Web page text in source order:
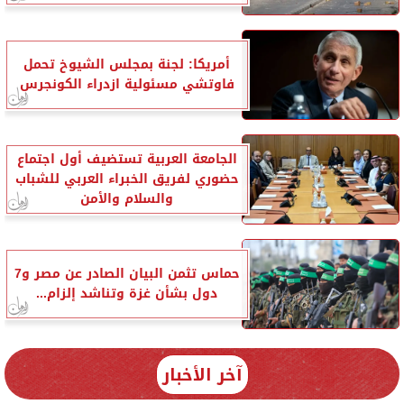
أمريكا: لجنة بمجلس الشيوخ تحمل
فاوتشي مسئولية ازدراء الكونجرس
الجامعة العربية تستضيف أول اجتماع
حضوري لفريق الخبراء العربي للشباب
والسلام والأمن
حماس تثمن البيان الصادر عن مصر و7
دول بشأن غزة وتناشد إلزام...
آخر الأخبار